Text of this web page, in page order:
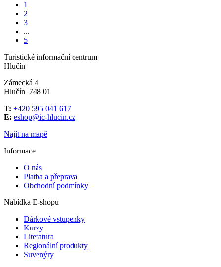
1
2
3
...
5
Turistické informační centrum
Hlučín
Zámecká 4
Hlučín 748 01
T: +420 595 041 617
E: eshop@ic-hlucin.cz
Najít na mapě
Informace
O nás
Platba a přeprava
Obchodní podmínky
Nabídka E-shopu
Dárkové vstupenky
Kurzy
Literatura
Regionální produkty
Suvenýry